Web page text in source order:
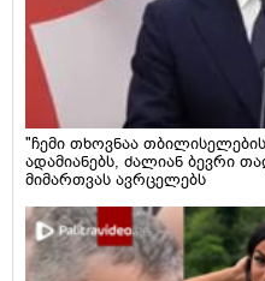
"ჩემი თხოვნაა
ადამიანებს, ძალიან ბევრი
მიმართვას ავრცელებს